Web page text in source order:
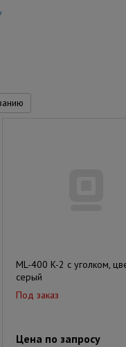
ML-400 K-2 с уголком,
серый
Под заказ
Цена по запросу